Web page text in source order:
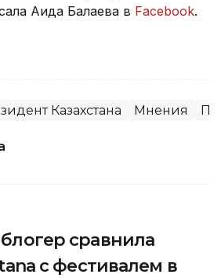
Аида Балаева в Facebook.
Казахстана Мнения
сравнила
с фестивалем в